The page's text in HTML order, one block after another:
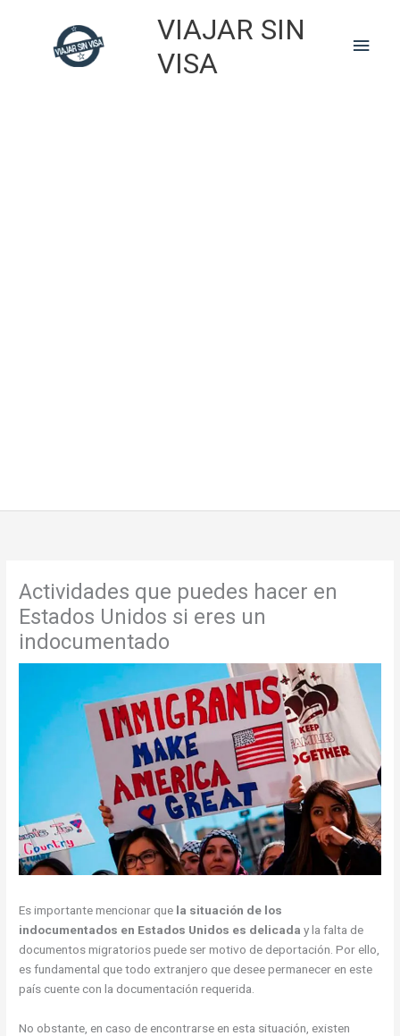
VIAJAR SIN
VISA
Main
Actividades que puedes hacer en
Estados Unidos si eres un
indocumentado
Es importante mencionar que la situación de los
indocumentados en Estados Unidos es delicada y la falta de
documentos migratorios puede ser motivo de deportación. Por ello,
es fundamental que todo extranjero que desee permanecer en este
país cuente con la documentación requerida.
No obstante, en caso de encontrarse en esta situación, existen